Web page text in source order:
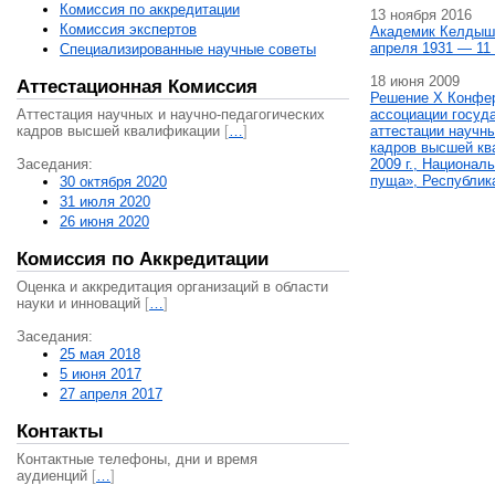
Комиссия по аккредитации
Комиссия экспертов
Специализированные научные советы
Аттестационная Комиссия
Аттестация научных и научно-педагогических
кадров высшей квалификации […]
Заседания:
30 октября 2020
31 июля 2020
26 июня 2020
Комиссия по Аккредитации
Оценка и аккредитация организаций в области
науки и инноваций […]
Заседания:
25 мая 2018
5 июня 2017
27 апреля 2017
Контакты
Контактные телефоны, дни и время
аудиенций […]
13 ноября 2016
Академик
апреля 1931 — 11
18 июня 2009
Решение X
ассоциации
аттестации
кадров высшей
2009 г.,
пуща»,